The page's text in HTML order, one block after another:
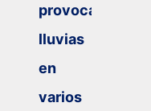
provocarán
lluvias
en
varios